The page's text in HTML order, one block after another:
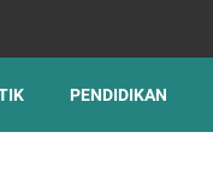
PENDIDIKAN